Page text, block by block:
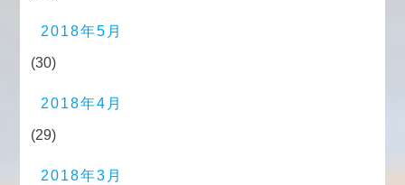
2018年5月
(30)
2018年4月
(29)
2018年3月